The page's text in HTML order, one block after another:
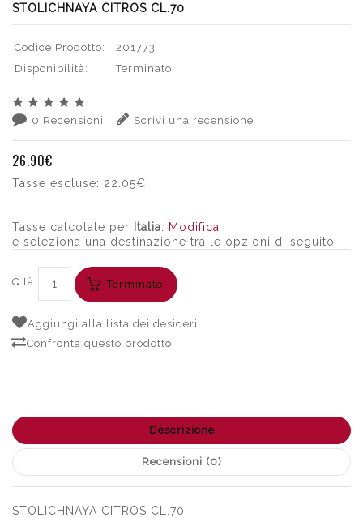
STOLICHNAYA CITROS CL.70
Codice Prodotto:
201773
Disponibilità:
Terminato
0 Recensioni Scrivi una recensione
26.90€
Tasse escluse: 22.05€
Tasse calcolate per Italia
Modifica
e seleziona una destinazione tra le opzioni di seguito
Q.tà Terminato
Aggiungi alla lista dei desideri
Confronta questo prodotto
Descrizione
Recensioni (0)
STOLICHNAYA CITROS CL.70